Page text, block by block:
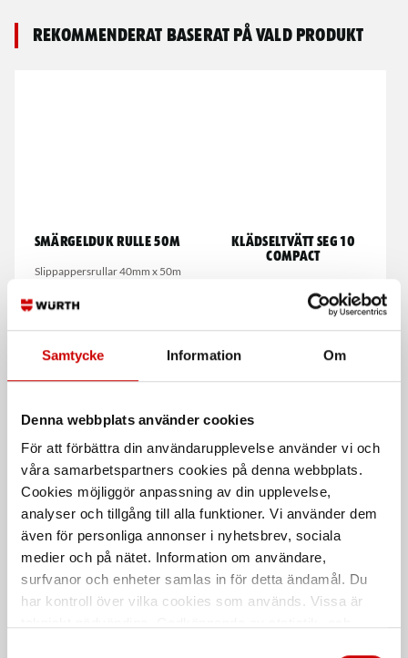
Samtycke Information Om
Denna webbplats använder cookies
För att förbättra din användarupplevelse använder vi och
våra samarbetspartners cookies på denna webbplats.
Cookies möjliggör anpassning av din upplevelse,
analyser och tillgång till alla funktioner. Vi använder dem
även för personliga annonser i nyhetsbrev, sociala
medier och på nätet. Information om användare,
surfvanor och enheter samlas in för detta ändamål. Du
har kontroll över vilka cookies som används. Vissa är
Rekommenderat baserat på vald produkt
Smärgelduk rulle 50m
Slippappersrullar 40mm x 50m
Klädseltvätt SEG 10
Compact
Insexskruv MK6SF FZB 10.9
Med rundat huvud och fläns.
Svarta nitrilhandskar
Nitrilhandskar för engångsbruk
De som köpte, köpte även
Kampanj